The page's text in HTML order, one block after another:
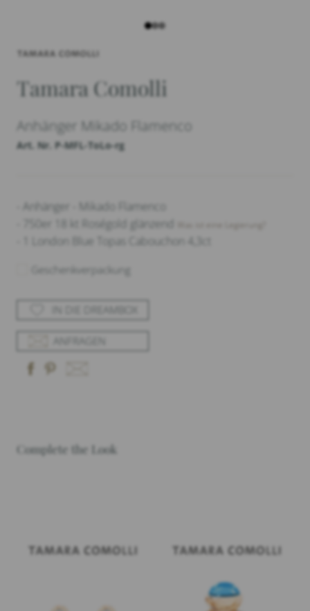
Tamara Comolli
Anhänger Mikado Flamenco
Art. Nr. P-MFL-ToLo-rg
- Anhänger - Mikado Flamenco
- 750er 18 kt Roségold glänzend
- 1 London Blue Topas Cabouchon 4,3ct
Geschenkverpackung
Complete the Look